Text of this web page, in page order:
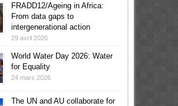
FRADD12/Ageing in Africa:
From data gaps to
intergenerational action
29 avril 2026
World Water Day 2026: Water
for Equality
24 mars 2026
The UN and AU collaborate for